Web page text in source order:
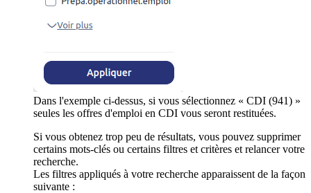
Dans l'exemple ci-dessus, si vous sélectionnez « CDI (941) »
seules les offres d'emploi en CDI vous seront restituées.
Si vous obtenez trop peu de résultats, vous pouvez supprimer
certains mots-clés ou certains filtres et critères et relancer votre
recherche.
Les filtres appliqués à votre recherche apparaissent de la façon
suivante :